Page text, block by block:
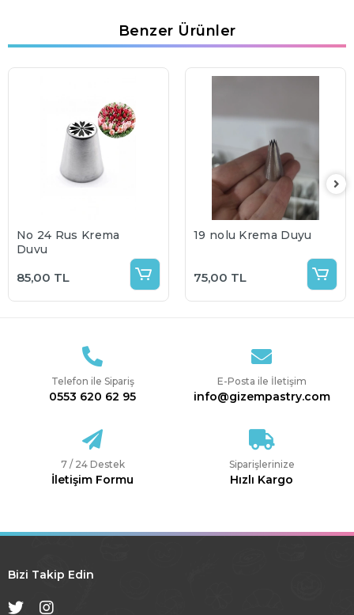
Benzer Ürünler
No 24 Rus Krema
Duyu
85,00 TL
19 nolu Krema Duyu
75,00 TL
Telefon ile Sipariş
0553 620 62 95
E-Posta ile İletişim
info@gizempastry.com
7 / 24 Destek
İletişim Formu
Siparişlerinize
Hızlı Kargo
Bizi Takip Edin